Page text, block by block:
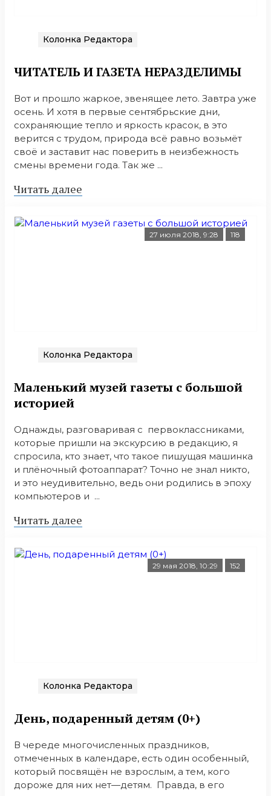
Колонка Редактора
ЧИТАТЕЛЬ И ГАЗЕТА НЕРАЗДЕЛИМЫ
Вот и прошло жаркое, звенящее лето. Завтра уже
осень. И хотя в первые сентябрьские дни,
сохраняющие тепло и яркость красок, в это
верится с трудом, природа всё равно возьмёт
своё и заставит нас поверить в неизбежность
смены времени года. Так же ...
Читать далее
27 июля 2018, 9:28 118
Колонка Редактора
Маленький музей газеты с большой
историей
Однажды, разговаривая с первоклассниками,
которые пришли на экскурсию в редакцию, я
спросила, кто знает, что такое пишущая машинка
и плёночный фотоаппарат? Точно не знал никто,
и это неудивительно, ведь они родились в эпоху
компьютеров и ...
Читать далее
29 мая 2018, 10:29 152
Колонка Редактора
День, подаренный детям (0+)
В череде многочисленных праздников,
отмеченных в календаре, есть один особенный,
который посвящён не взрослым, а тем, кого
дороже для них нет—детям. Правда, в его